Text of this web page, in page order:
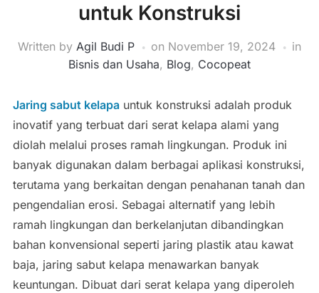
untuk Konstruksi
Written by Agil Budi P on November 19, 2024
in
Bisnis dan Usaha, Blog, Cocopeat
Jaring sabut kelapauntuk konstruksi adalah produk
inovatif yang terbuat dari serat kelapa alami yang
diolah melalui proses ramah lingkungan. Produk ini
banyak digunakan dalam berbagai aplikasi konstruksi,
terutama yang berkaitan dengan penahanan tanah dan
pengendalian erosi. Sebagai alternatif yang lebih
ramah lingkungan dan berkelanjutan dibandingkan
bahan konvensional seperti jaring plastik atau kawat
baja, jaring sabut kelapa menawarkan banyak
keuntungan. Dibuat dari serat kelapa yang diperoleh